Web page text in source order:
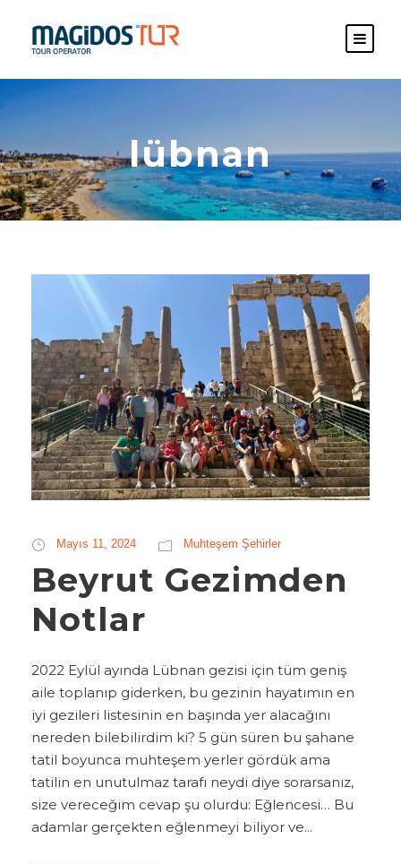
lübnan
Mayıs 11, 2024 Muhteşem Şehirler
Beyrut Gezimden
Notlar
2022 Eylül ayında Lübnan gezisi için tüm geniş
aile toplanıp giderken, bu gezinin hayatımın en
iyi gezileri listesinin en başında yer alacağını
nereden bilebilirdim ki? 5 gün süren bu şahane
tatil boyunca muhteşem yerler gördük ama
tatilin en unutulmaz tarafı neydi diye sorarsanız,
size vereceğim cevap şu olurdu: Eğlencesi… Bu
adamlar gerçekten eğlenmeyi biliyor ve...